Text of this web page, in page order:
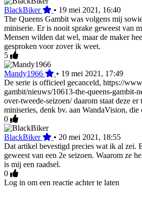
BlackBiker • 19 mei 2021, 16:40
The Queens Gambit was volgens mij
miniserie. Er is nooit sprake geweest van
Mensen wilden dat wel, maar de maker
gesproken voor zover ik weet.
5
Mandy1966 • 19 mei 2021, 17:49
De serie is officieel gecanceld, https://
gambit/nieuws/10613-the-queens-gambit-
over-tweede-seizoen/ daarom staat deze
miniseries, denk bv. aan WandaVision, die
0
BlackBiker • 20 mei 2021, 18:55
Dat artikel bevestigd precies wat ik al zei.
geweest van een 2e seizoen. Waarom ze
is mij een raadsel.
0
Log in om een reactie achter te laten